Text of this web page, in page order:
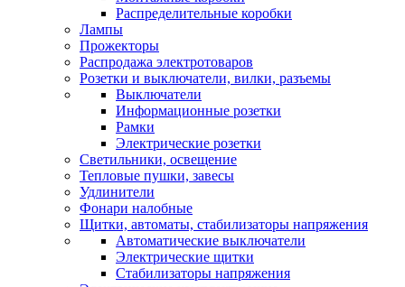
Распределительные коробки
Лампы
Прожекторы
Распродажа электротоваров
Розетки и выключатели, вилки, разъемы
Выключатели
Информационные розетки
Рамки
Электрические розетки
Светильники, освещение
Тепловые пушки, завесы
Удлинители
Фонари налобные
Щитки, автоматы, стабилизаторы напряжения
Автоматические выключатели
Электрические щитки
Стабилизаторы напряжения